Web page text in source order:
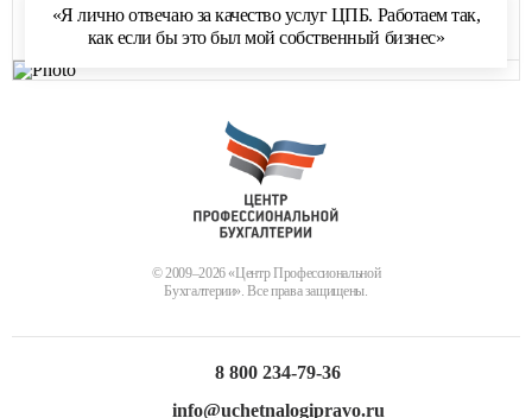
политикой обработки персональных данных
«Я лично отвечаю за качество услуг ЦПБ. Работаем так,
как если бы это был мой собственный бизнес»
© 2009–2026 «Центр Профессиональной
Бухгалтерии». Все права защищены.
8 800 234-79-36
info@uchetnalogipravo.ru